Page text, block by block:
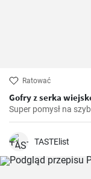
Ratować
Gofry z serka
Super pomysł na
TASTElist